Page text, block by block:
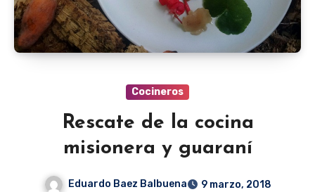
Cocineros
Rescate de la cocina
misionera y guaraní
Eduardo Baez Balbuena
9 marzo, 2018